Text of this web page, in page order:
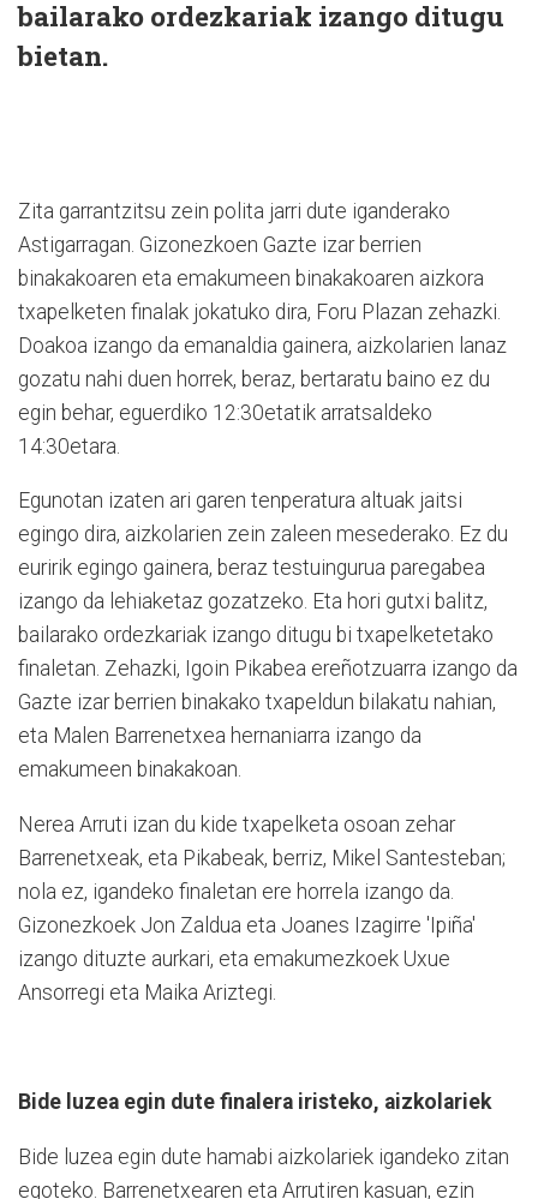
bailarako ordezkariak izango ditugu
bietan.
Zita garrantzitsu zein polita jarri dute iganderako
Astigarragan. Gizonezkoen Gazte izar berrien
binakakoaren eta emakumeen binakakoaren aizkora
txapelketen finalak jokatuko dira, Foru Plazan zehazki.
Doakoa izango da emanaldia gainera, aizkolarien lanaz
gozatu nahi duen horrek, beraz, bertaratu baino ez du
egin behar, eguerdiko 12:30etatik arratsaldeko
14:30etara.
Egunotan izaten ari garen tenperatura altuak jaitsi
egingo dira, aizkolarien zein zaleen mesederako. Ez du
euririk egingo gainera, beraz testuingurua paregabea
izango da lehiaketaz gozatzeko. Eta hori gutxi balitz,
bailarako ordezkariak izango ditugu bi txapelketetako
finaletan. Zehazki, Igoin Pikabea ereñotzuarra izango da
Gazte izar berrien binakako txapeldun bilakatu nahian,
eta Malen Barrenetxea hernaniarra izango da
emakumeen binakakoan.
Nerea Arruti izan du kide txapelketa osoan zehar
Barrenetxeak, eta Pikabeak, berriz, Mikel Santesteban;
nola ez, igandeko finaletan ere horrela izango da.
Gizonezkoek Jon Zaldua eta Joanes Izagirre 'Ipiña'
izango dituzte aurkari, eta emakumezkoek Uxue
Ansorregi eta Maika Ariztegi.
Bide luzea egin dute finalera iristeko, aizkolariek
Bide luzea egin dute hamabi aizkolariek igandeko zitan
egoteko. Barrenetxearen eta Arrutiren kasuan, ezin